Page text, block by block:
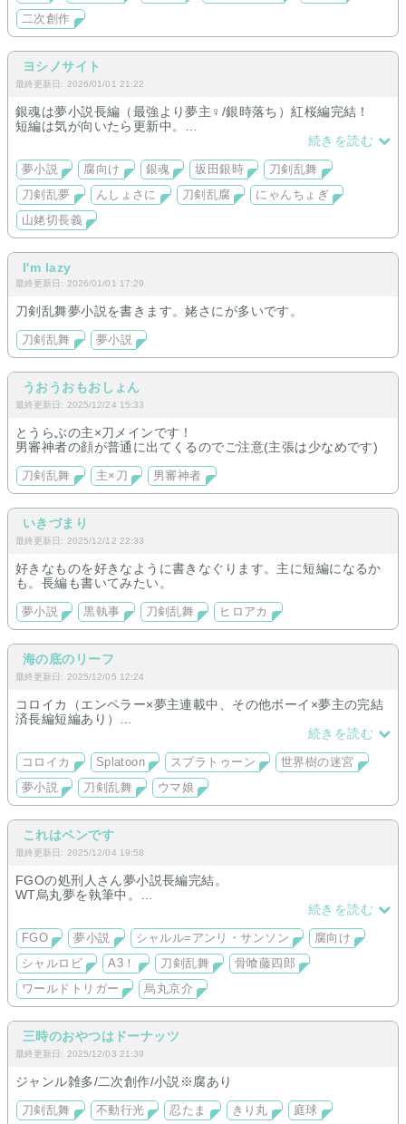
二次創作
ヨシノサイト
最終更新日: 2026/01/01 21:22
銀魂は夢小説長編（最強より夢主♀/銀時落ち）紅桜編完結！
短編は気が向いたら更新中。
刀剣乱舞は中編CP無し、廃棄された本丸に赴く話をそれぞれ更
他：んしょさに、not刀さに話、にゃんちょぎ
続きを読む
夢小説 腐向け 銀魂 坂田銀時
刀剣乱舞
刀剣乱夢
んしょさに 刀剣乱腐
にゃんちょぎ
山姥切長義
I'm lazy
最終更新日: 2026/01/01 17:29
刀剣乱舞夢小説を書きます。姥さにが多いです。
刀剣乱舞 夢小説
うおうおもおしょん
最終更新日: 2025/12/24 15:33
とうらぶの主×刀メインです！
男審神者の顔が普通に出てくるのでご注意(主張は少なめです)
刀剣乱舞 主×刀 男審神者
いきづまり
最終更新日: 2025/12/12 22:33
好きなものを好きなように書きなぐります。主に短編になるか
も。長編も書いてみたい。
夢小説 黒執事 刀剣乱舞 ヒロアカ
海の底のリーフ
最終更新日: 2025/12/05 12:24
コロイカ（エンペラー×夢主連載中、その他ボーイ×夢主の完結
済長編短編あり）
ウマ娘（オルフェーヴル×オリジナルウマ娘夢主のGL夢連載
世界樹の迷宮シリーズ（フラヴィオ×名前固定オリ冒険者♀）
Twitter及びpixivで掲載した刀剣乱舞の二次創作SSの再録も行っ
ております。
続きを読む
コロイカ Splatoon スプラトゥーン
世界樹の迷宮
夢小説
刀剣乱舞 ウマ娘
これはペンです
最終更新日: 2025/12/04 19:58
FGOの処刑人さん夢小説長編完結。
WT烏丸夢を執筆中。
短編、イラストも少々。ジャンル雑多に腐向けも有り。続きを読む
FGO 夢小説 シャルル=アンリ・サンソン
腐向け
シャルロビ
A3！ 刀剣乱舞
骨喰藤四郎
ワールドトリガー
烏丸京介
三時のおやつはドーナッツ
最終更新日: 2025/12/03 21:39
ジャンル雑多/二次創作/小説※腐あり
刀剣乱舞 不動行光 忍たま きり丸
庭球